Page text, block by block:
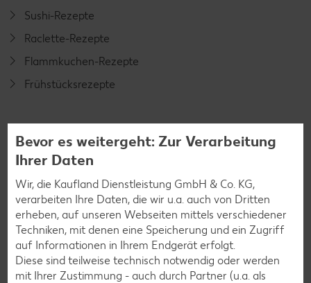
Sushi-Rezepte
Raclette-Rezepte
Flammkuchen-Rezepte
Frühstücksrezepte
Spargel-Rezepte
Fisch-Rezepte
Geflügel-Rezepte
Lamm-Rezepte
Grill-Rezepte
Bevor es weitergeht: Zur Verarbeitung
Ihrer Daten
Wir, die Kaufland Dienstleistung GmbH & Co. KG,
verarbeiten Ihre Daten, die wir u.a. auch von Dritten
erheben, auf unseren Webseiten mittels verschiedener
Techniken, mit denen eine Speicherung und ein Zugriff
auf Informationen in Ihrem Endgerät erfolgt.
Diese sind teilweise technisch notwendig oder werden
mit Ihrer Zustimmung - auch durch Partner (u.a. als